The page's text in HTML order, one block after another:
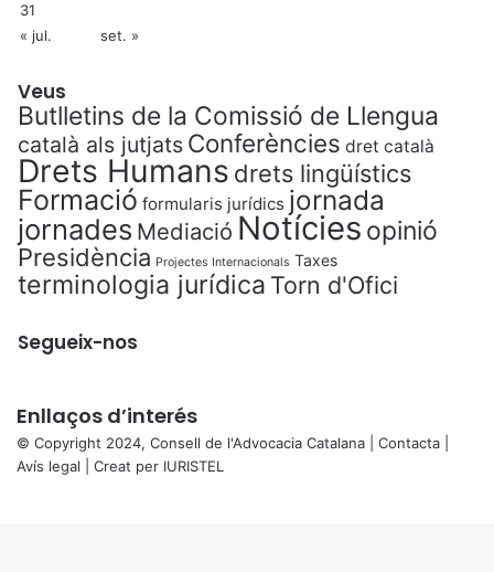
31
« jul.
set. »
Veus
Butlletins de la Comissió de Llengua
català als jutjats Conferències dret català
Drets Humans drets lingüístics
Formació formularis jurídics jornada
jornades Mediació Notícies opinió
Presidència Projectes Internacionals Taxes
terminologia jurídica Torn d'Ofici
Segueix-nos
Enllaços d’interés
© Copyright 2024, Consell de l'Advocacia Catalana | Contacta
Avís legal | Creat per IURISTEL